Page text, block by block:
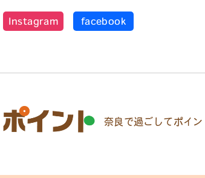
Instagram facebook
奈良で過ごしてポイン